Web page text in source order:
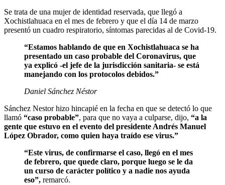
Se trata de una mujer de identidad reservada, que llegó a
Xochistlahuaca en el mes de febrero y que el día 14 de marzo
presentó un cuadro respiratorio, síntomas parecidas al de Covid-19.
“Estamos hablando de que en Xochistlahuaca se ha
presentado un caso probable del Coronavirus, que
ya explicó -el jefe de la jurisdicción sanitaria- se está
manejando con los protocolos debidos.”
Daniel Sánchez Néstor
Sánchez Nestor hizo hincapié en la fecha en que se detectó lo que
llamó “caso probable”, para que no vaya a culparse, dijo, “a la
gente que estuvo en el evento del presidente Andrés Manuel
López Obrador, como quien haya traído ese virus.”
“Este virus, de confirmarse el caso, llegó en el mes
de febrero, que quede claro, porque luego se le da
un curso de carácter político y a nadie nos ayuda
eso”, remarcó.